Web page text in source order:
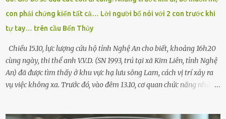
Chạy không ngừng. Qua ngã...
con phải chứng kiến tất cả… Lời người bố nói với 2 con trước khi
tự tay… trên cầu Bến Thủy
Chiều 15.10, lực lượng cứu hộ tỉnh Nghệ An cho biết, khoảng 16h20
cùng ngày, thi thể anh V.V.D. (SN 1993, trú tại xã Kim Liên, tỉnh Nghệ
An) đã được tìm thấy ở khu vực hạ lưu sông Lam, cách vị trí xảy ra
vụ việc không xa. Trước đó, vào đêm 13.10, cơ quan chức năng nhận